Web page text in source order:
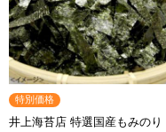
特別価格
井上海苔店 特選国産もみのり